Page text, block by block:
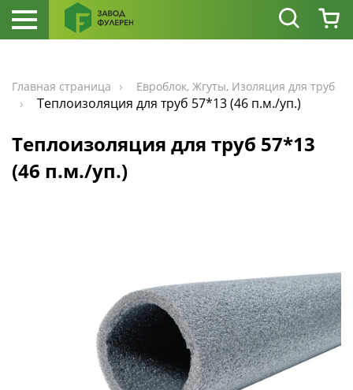
Главная страница Евроблок, Жгуты, Изоляция для труб
Теплоизоляция для труб 57*13 (46 п.м./уп.)
Теплоизоляция для труб 57*13
(46 п.м./уп.)